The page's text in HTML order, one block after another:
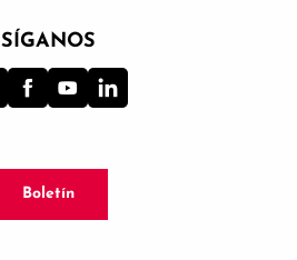
SÍGANOS
Boletín